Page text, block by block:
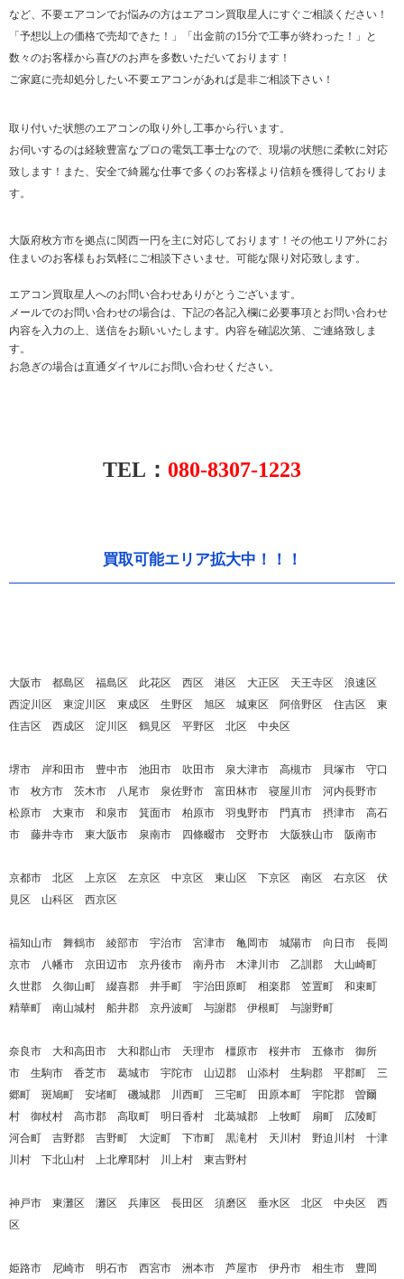
など、不要エアコンでお悩みの方はエアコン買取星人にすぐご相談ください！
「予想以上の価格で売却できた！」「出金前の15分で工事が終わった！」と
数々のお客様から喜びのお声を多数いただいております！
ご家庭に売却処分したい不要エアコンがあれば是非ご相談下さい！
取り付いた状態のエアコンの取り外し工事から行います。
お伺いするのは経験豊富なプロの電気工事士なので、現場の状態に柔軟に対応
致します！また、安全で綺麗な仕事で多くのお客様より信頼を獲得しておりま
す。
大阪府枚方市を拠点に関西一円を主に対応しております！その他エリア外にお
住まいのお客様もお気軽にご相談下さいませ。可能な限り対応致します。
エアコン買取星人へのお問い合わせありがとうございます。
メールでのお問い合わせの場合は、下記の各記入欄に必要事項とお問い合わせ
内容を入力の上、送信をお願いいたします。内容を確認次第、ご連絡致しま
す。
お急ぎの場合は直通ダイヤルにお問い合わせください。
TEL： 080-8307-1223
買取可能エリア拡大中！！！
大阪市 都島区 福島区 此花区 西区 港区 大正区 天王寺区 浪速区
西淀川区 東淀川区 東成区 生野区 旭区 城東区 阿倍野区 住吉区 東
住吉区 西成区 淀川区 鶴見区 平野区 北区 中央区
堺市 岸和田市 豊中市 池田市 吹田市 泉大津市 高槻市 貝塚市 守口
市 枚方市 茨木市 八尾市 泉佐野市 富田林市 寝屋川市 河内長野市
松原市 大東市 和泉市 箕面市 柏原市 羽曳野市 門真市 摂津市 高石
市 藤井寺市 東大阪市 泉南市 四條畷市 交野市 大阪狭山市 阪南市
京都市 北区 上京区 左京区 中京区 東山区 下京区 南区 右京区 伏
見区 山科区 西京区
福知山市 舞鶴市 綾部市 宇治市 宮津市 亀岡市 城陽市 向日市 長岡
京市 八幡市 京田辺市 京丹後市 南丹市 木津川市 乙訓郡 大山崎町
久世郡 久御山町 綴喜郡 井手町 宇治田原町 相楽郡 笠置町 和束町
精華町 南山城村 船井郡 京丹波町 与謝郡 伊根町 与謝野町
奈良市 大和高田市 大和郡山市 天理市 橿原市 桜井市 五條市 御所
市 生駒市 香芝市 葛城市 宇陀市 山辺郡 山添村 生駒郡 平郡町 三
郷町 斑鳩町 安堵町 磯城郡 川西町 三宅町 田原本町 宇陀郡 曽爾
村 御杖村 高市郡 高取町 明日香村 北葛城郡 上牧町 扇町 広陵町
河合町 吉野郡 吉野町 大淀町 下市町 黒滝村 天川村 野迫川村 十津
川村 下北山村 上北摩耶村 川上村 東吉野村
神戸市 東灘区 灘区 兵庫区 長田区 須磨区 垂水区 北区 中央区 西
区
姫路市 尼崎市 明石市 西宮市 洲本市 芦屋市 伊丹市 相生市 豊岡